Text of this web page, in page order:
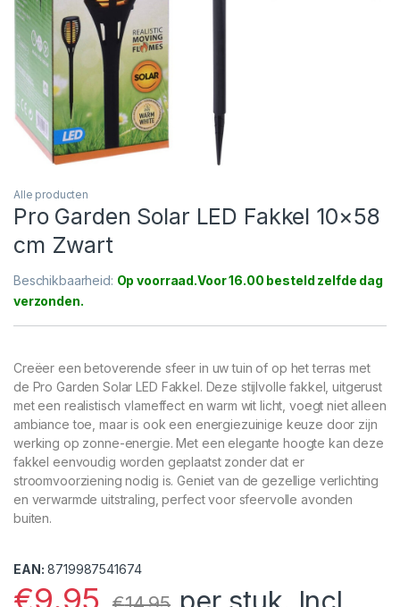
Alle producten
Pro Garden Solar LED Fakkel 10×58
cm Zwart
Beschikbaarheid: Op voorraad
Creëer een betoverende sfeer in uw tuin of op het terras met
de Pro Garden Solar LED Fakkel. Deze stijlvolle fakkel, uitgerust
met een realistisch vlameffect en warm wit licht, voegt niet alleen
ambiance toe, maar is ook een energiezuinige keuze door zijn
werking op zonne-energie. Met een elegante hoogte kan deze
fakkel eenvoudig worden geplaatst zonder dat er
stroomvoorziening nodig is. Geniet van de gezellige verlichting
en verwarmde uitstraling, perfect voor sfeervolle avonden
buiten.
EAN: 8719987541674
€9.95